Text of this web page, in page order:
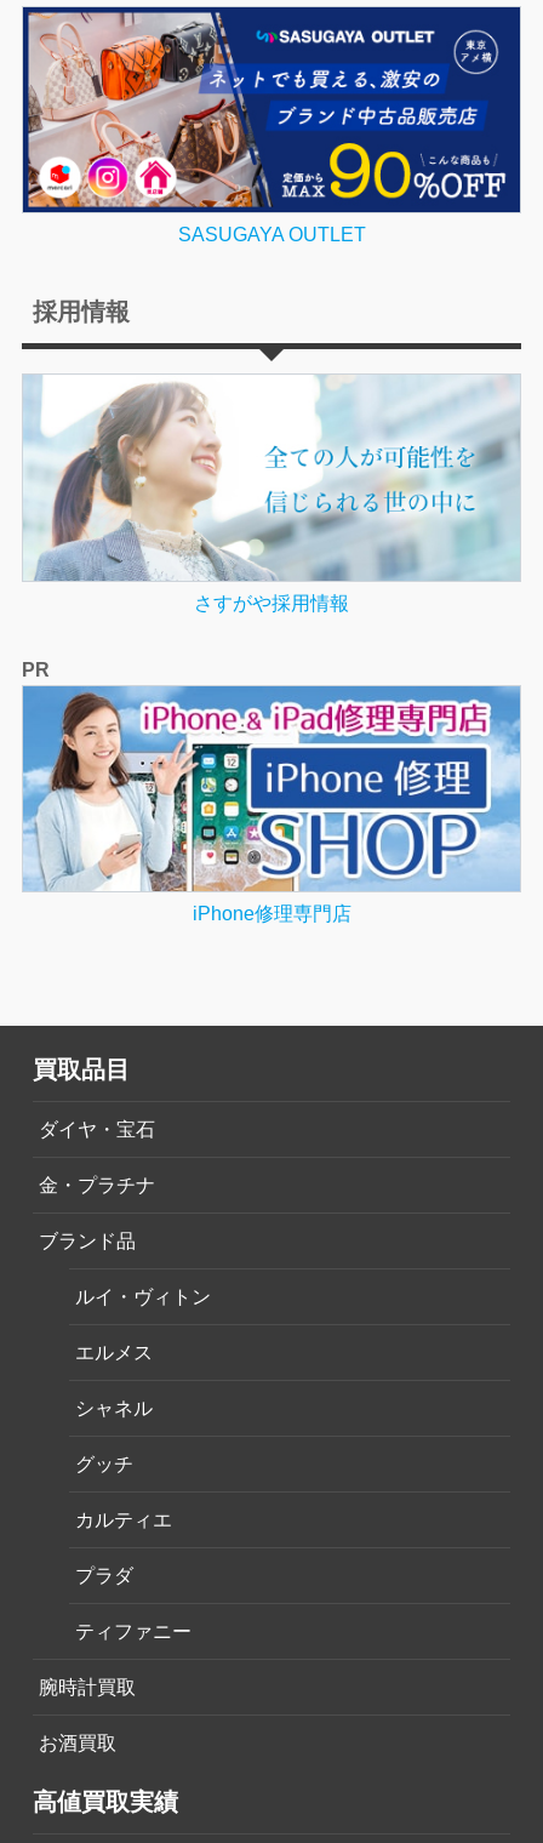
SASUGAYA OUTLET
採用情報
さすがや採用情報
PR
iPhone修理専門店
買取品目
ダイヤ・宝石
金・プラチナ
ブランド品
ルイ・ヴィトン
エルメス
シャネル
グッチ
カルティエ
プラダ
ティファニー
腕時計買取
お酒買取
高値買取実績